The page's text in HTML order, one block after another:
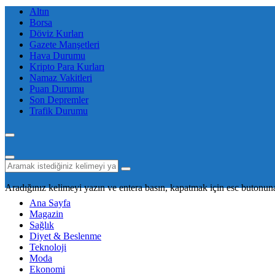
Altın
Borsa
Döviz Kurları
Gazete Manşetleri
Hava Durumu
Kripto Para Kurları
Namaz Vakitleri
Puan Durumu
Son Depremler
Trafik Durumu
Aradığınız kelimeyi yazın ve entera basın, kapatmak için esc
Ana Sayfa
Magazin
Sağlık
Diyet & Beslenme
Teknoloji
Moda
Ekonomi